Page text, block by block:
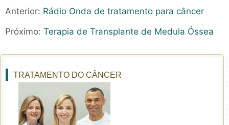
Anterior: Rádio Onda de tratamento para câncer
Próximo: Terapia de Transplante de Medula Óssea
TRATAMENTO DO CÂNCER